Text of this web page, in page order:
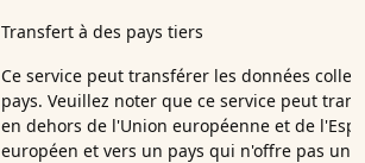
Transfert à des pays tiers
Ce service peut transférer les données
pays. Veuillez noter que ce service peut
en dehors de l'Union européenne et de
européen et vers un pays qui n'offre pas un